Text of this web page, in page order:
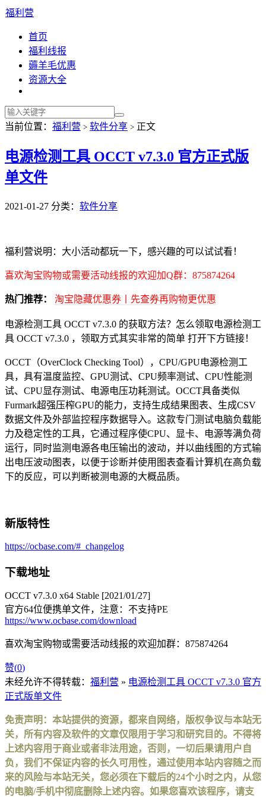
福利营
首页
福利线报
薅羊毛优惠
资源大全
当前位置： 福利营 > 软件分享 > 正文
电源检测工具 OCCT v7.3.0 官方正式版
单文件
2021-01-27 分类： 软件分享
福利营说明：大小活动都玩一下，感兴趣的可以试试看！
喜欢淘宝购物或需要活动线报的欢迎加Q群：875874264
热门推荐： 淘宝隐藏优惠券丨先查券再购物更优惠
电源检测工具 OCCT v7.3.0 的获取方法？怎么领取电源检测工
具 OCCT v7.3.0 ，领取方式其实非常的简单 打开下方链接！
OCCT（OverClock Checking Tool），CPU/GPU电源检测工
具，具有温度监控、GPU测试、CPU频率测试、CPU性能测
试、CPU显存测试、电源电压功耗测试。OCCT具备类似
Furmark超强压榨GPU的能力，支持生成结果图表、生成CSV
数据文件及外部监控程序数据导入。这款专门测试电脑负载能
力及稳定性的工具，它通过程序使CPU、显卡、电源等满负荷
运行，同时监测电源各电压输出的波动，并以曲线图的方式输
出电压波动图表，以便于诊断并使用图表查看计算机在高负载
下的反应，可以判断被测电源的大概品质。
新版特性
https://ocbase.com/#_changelog
下载地址
OCCT v7.3.0 x64 Stable [2021/01/27]
官方64位便携单文件，注意：不支持PE
https://www.ocbase.com/download
喜欢淘宝购物或需要活动线报的欢迎加群：875874264
赞(0)
未经允许不得转载： 福利营 » 电源检测工具 OCCT v7.3.0 官方
正式版单文件
免责声明：本站提供的资源，都来自网络，版权争议与本站无
关，所有内容及软件的文章仅限用于学习和研究目的。不得将
上述内容用于商业或者非法用途，否则，一切后果请用户自
负，我们不保证内容的长久可用性，通过使用本站内容随之而
来的风险与本站无关，您必须在下载后的24个小时之内，从您
的电脑/手机中彻底删除上述内容。如果您喜欢该程序，请支